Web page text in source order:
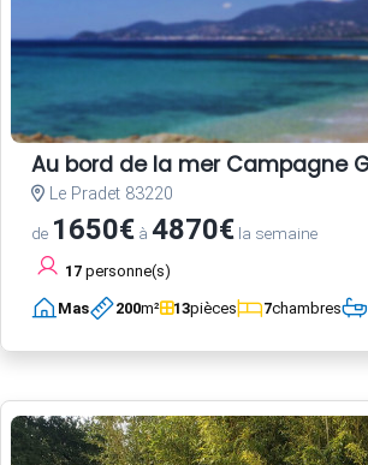
Au bord de la mer Campagne
Le Pradet 83220
de 1650€ à 4870€ la semaine
17 personne(s)
Mas 200m² 13pièces 7chambres